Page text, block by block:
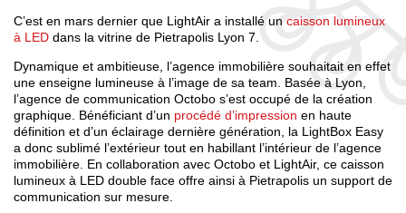
C’est en mars dernier que LightAir a installé un caisson lumineux
à LED dans la vitrine de Pietrapolis Lyon 7.
Dynamique et ambitieuse, l’agence immobilière souhaitait en effet
une enseigne lumineuse à l’image de sa team. Basée à Lyon,
l’agence de communication Octobo s’est occupé de la création
graphique. Bénéficiant d’un procédé d’impression en haute
définition et d’un éclairage dernière génération, la LightBox Easy
a donc sublimé l’extérieur tout en habillant l’intérieur de l’agence
immobilière. En collaboration avec Octobo et LightAir, ce caisson
lumineux à LED double face offre ainsi à Pietrapolis un support de
communication sur mesure.